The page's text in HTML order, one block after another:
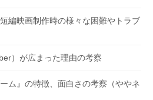
編映画制作時の様々な困難やトラブ
）が広まった理由の考察
ム』の特徴、面白さの考察（ややネ